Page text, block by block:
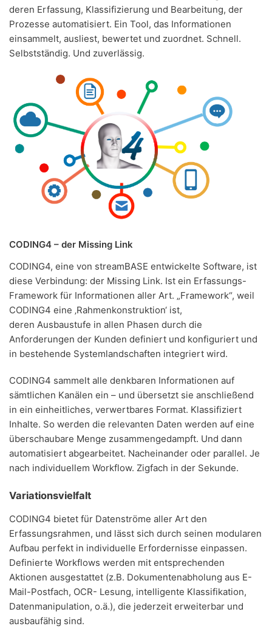
deren Erfassung, Klassifizierung und Bearbeitung, der
Prozesse automatisiert. Ein Tool, das Informationen
einsammelt, ausliest, bewertet und zuordnet. Schnell.
Selbstständig. Und zuverlässig.
CODING4 – der Missing Link
CODING4, eine von streamBASE entwickelte Software, ist
diese Verbindung: der Missing Link. Ist ein Erfassungs-
Framework für Informationen aller Art. „Framework“, weil
CODING4 eine ‚Rahmenkonstruktion‘ ist,
deren Ausbaustufe in allen Phasen durch die
Anforderungen der Kunden definiert und konfiguriert und
in bestehende Systemlandschaften integriert wird.
CODING4 sammelt alle denkbaren Informationen auf
sämtlichen Kanälen ein – und übersetzt sie anschließend
in ein einheitliches, verwertbares Format. Klassifiziert
Inhalte. So werden die relevanten Daten werden auf eine
überschaubare Menge zusammengedampft. Und dann
automatisiert abgearbeitet. Nacheinander oder parallel. Je
nach individuellem Workflow. Zigfach in der Sekunde.
Variationsvielfalt
CODING4 bietet für Datenströme aller Art den
Erfassungsrahmen, und lässt sich durch seinen modularen
Aufbau perfekt in individuelle Erfordernisse einpassen.
Definierte Workflows werden mit entsprechenden
Aktionen ausgestattet (z.B. Dokumentenabholung aus E-
Mail-Postfach, OCR- Lesung, intelligente Klassifikation,
Datenmanipulation, o.ä.), die jederzeit erweiterbar und
ausbaufähig sind.